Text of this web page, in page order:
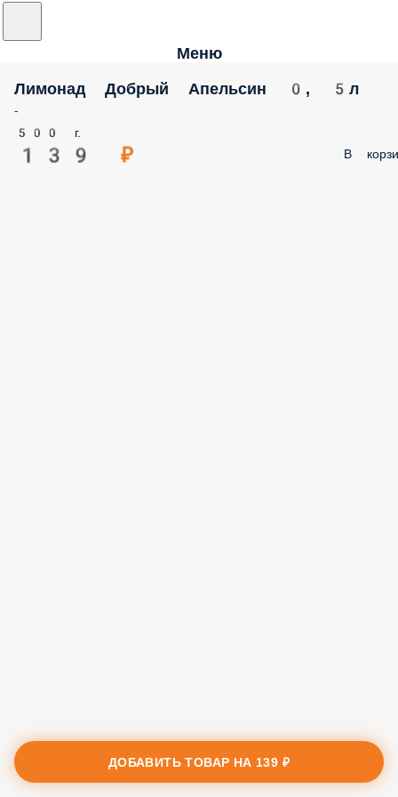
Меню
Лимонад Добрый Апельсин 0, 5л
-
500 г.
139 ₽ В
ДОБАВИТЬ ТОВАР НА 139 ₽